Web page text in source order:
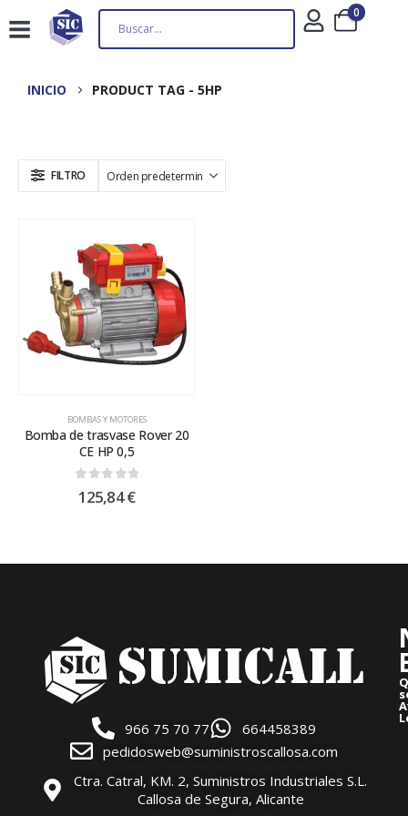
0
INICIO PRODUCT TAG - 5HP
FILTRO
BOMBAS Y MOTORES
Bomba de trasvase Rover 20
CE HP 0,5
0out of 5
125,84€
966 75 70 77
664458389
pedidosweb@suministroscallosa.com
Ctra. Catral, KM. 2, Suministros Industriales S.L.
Callosa de Segura, Alicante